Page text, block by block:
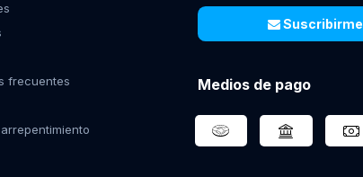
frecuentes
Suscribirme
Medios de pago